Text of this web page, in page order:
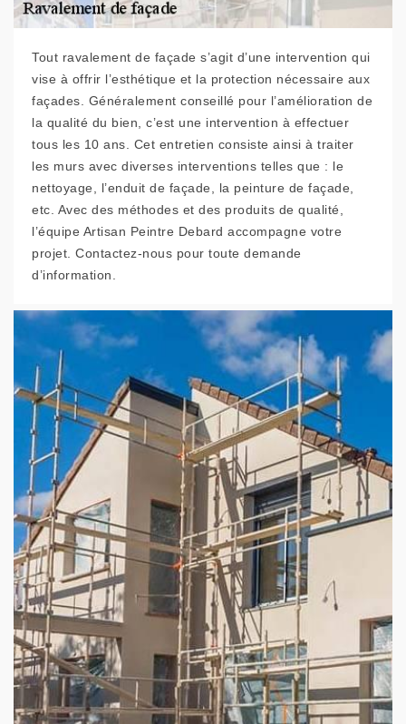
Tout ravalement de façade s’agit d’une intervention qui
vise à offrir l’esthétique et la protection nécessaire aux
façades. Généralement conseillé pour l’amélioration de
la qualité du bien, c’est une intervention à effectuer
tous les 10 ans. Cet entretien consiste ainsi à traiter
les murs avec diverses interventions telles que : le
nettoyage, l’enduit de façade, la peinture de façade,
etc. Avec des méthodes et des produits de qualité,
l’équipe Artisan Peintre Debard accompagne votre
projet. Contactez-nous pour toute demande
d’information.